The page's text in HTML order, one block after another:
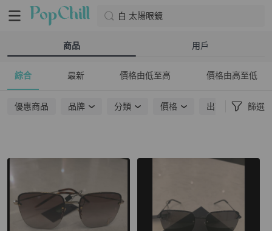
白 太陽眼鏡
商品 用戶
綜合 最新 價格由低至高 價格由高至低
優惠商品 品牌 分類 價格 出貨地點 篩選